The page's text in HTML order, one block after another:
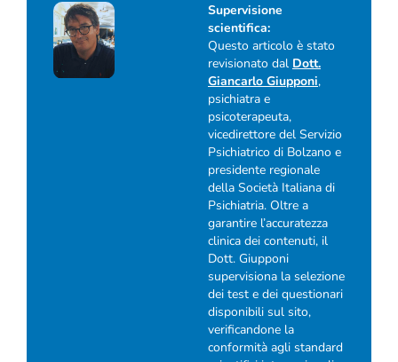
Supervisione
scientifica:
Questo articolo è stato
revisionato dal Dott.
Giancarlo Giupponi,
psichiatra e
psicoterapeuta,
vicedirettore del Servizio
Psichiatrico di Bolzano e
presidente regionale
della Società Italiana di
Psichiatria. Oltre a
garantire l’accuratezza
clinica dei contenuti, il
Dott. Giupponi
supervisiona la selezione
dei test e dei questionari
disponibili sul sito,
verificandone la
conformità agli standard